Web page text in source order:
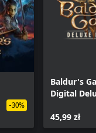
-30%
Baldur's
Digital
45,99 zł